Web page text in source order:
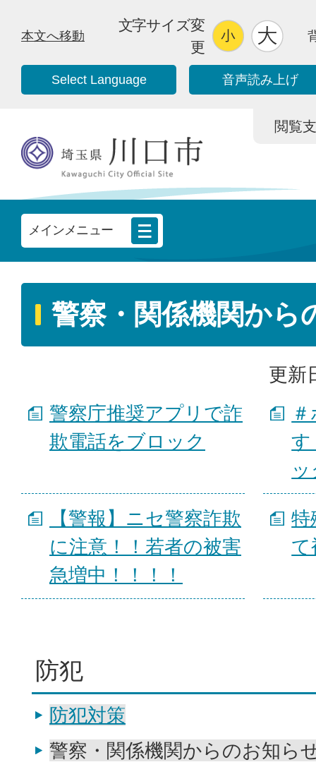
本文へ移動
文字サイズ変
更
Select Language 音声読み上げ
閲覧
メインメニュー
警察・関係機関から
更新
警察庁推奨アプリで詐
欺電話をブロック
す
【警報】ニセ警察詐欺
に注意！！若者の被害
急増中！！！！
特
て
防犯
防犯対策
警察・関係機関からのお知ら